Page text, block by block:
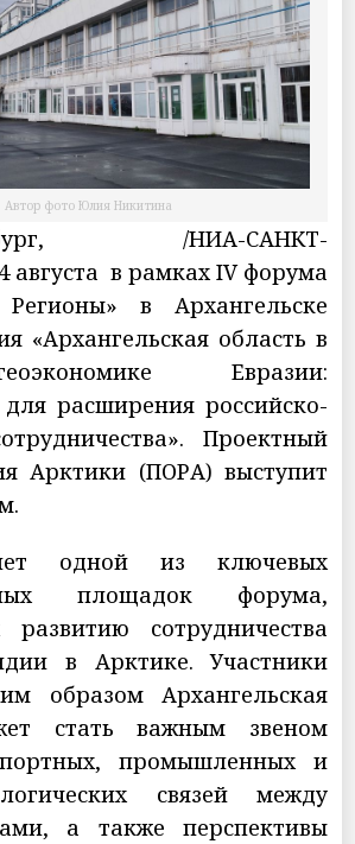
Автор фото Юлия Никитина
/НИА-САНКТ-
августа в рамках IV форума
в Архангельске
«Архангельская область в
Евразии:
расширения российско-
Проектный
Арктики (ПОРА) выступит
одной из ключевых
площадок форума,
развитию сотрудничества
в Арктике. Участники
образом Архангельская
стать важным звеном
промышленных и
связей между
а также перспективы